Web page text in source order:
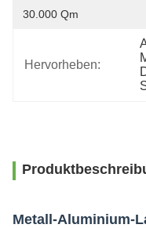
30.000 Qm
Hervorheben:
Metall-Aluminium-